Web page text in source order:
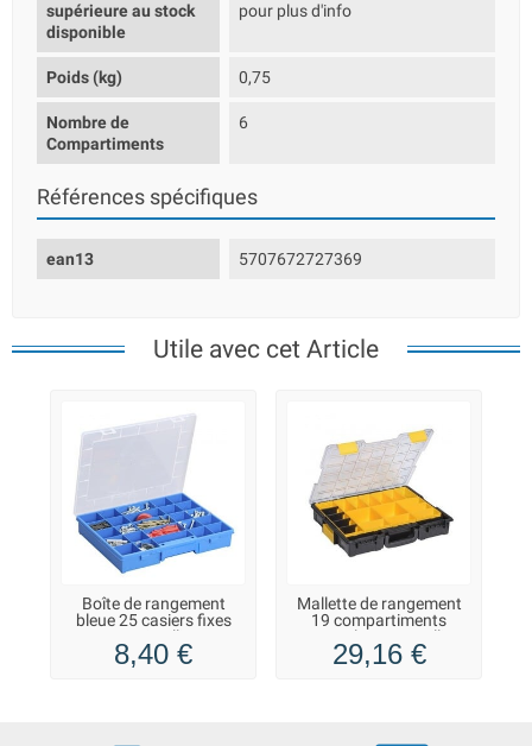
supérieure au stock
disponible
pour plus d'info
Poids (kg) 0,75
Nombre de
Compartiments
6
Références spécifiques
ean13 5707672727369
Utile avec cet Article
Boîte de rangement
bleue 25 casiers fixes
Basic Allit
8,40 €
Mallette de rangement
19 compartiments
EuroPlus Pro K Allit
29,16 €